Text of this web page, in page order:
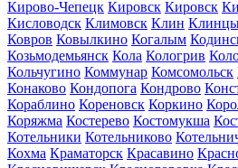
Кирово-Чепецк Кировск Кировск
Кисловодск Климовск Клин
Ковров Ковылкино Когалым
Козьмодемьянск Кола Кологрив
Кольчугино Коммунар Комсомольск
Конаково Кондопога Кондрово
Кораблино Кореновск Коркино
Коряжма Костерево Костомукша
Котельники Котельниково
Кохма Краматорск Красавино